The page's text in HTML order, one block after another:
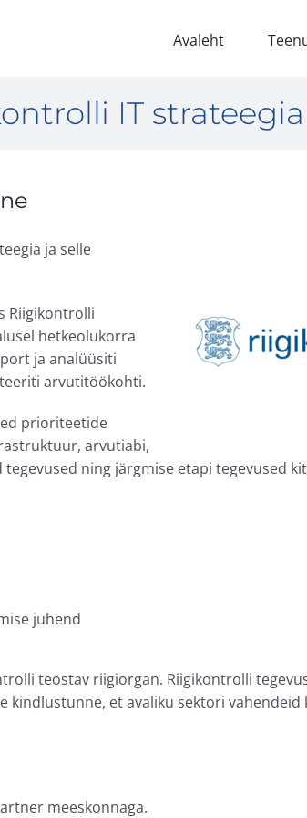
Avaleht
IT
ja selle
Riigikontrolli
hetkeolukorra
ja analüüsiti
arvutitöökohti.
prioriteetide
arvutiabi,
ning järgmise etapi tegevused
juhend
teostav riigiorgan. Riigikontrolli
kindlustunne, et avaliku sektori vahendeid
meeskonnaga.